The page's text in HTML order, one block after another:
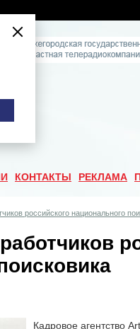
КОНТАКТЫ РЕКЛАМА
российского национального
Кадровое агентство